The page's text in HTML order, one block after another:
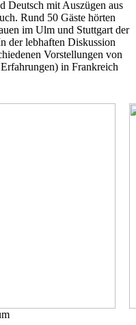
Deutsch mit Auszügen aus
Rund 50 Gäste hörten
im Ulm und Stuttgart der
der lebhaften Diskussion
Vorstellungen von
in Frankreich